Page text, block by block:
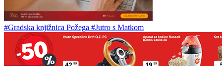
#Gradska knjižnica Požega #Jutro s Matkom